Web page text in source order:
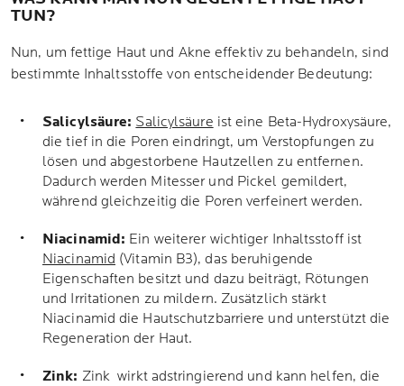
TUN?
Nun, um fettige Haut und Akne effektiv zu behandeln, sind
bestimmte Inhaltsstoffe von entscheidender Bedeutung:
Salicylsäure: Salicylsäure ist eine Beta-Hydroxysäure,
die tief in die Poren eindringt, um Verstopfungen zu
lösen und abgestorbene Hautzellen zu entfernen.
Dadurch werden Mitesser und Pickel gemildert,
während gleichzeitig die Poren verfeinert werden.
Niacinamid: Ein weiterer wichtiger Inhaltsstoff ist
Niacinamid (Vitamin B3), das beruhigende
Eigenschaften besitzt und dazu beiträgt, Rötungen
und Irritationen zu mildern. Zusätzlich stärkt
Niacinamid die Hautschutzbarriere und unterstützt die
Regeneration der Haut.
Zink: Zink wirkt adstringierend und kann helfen, die